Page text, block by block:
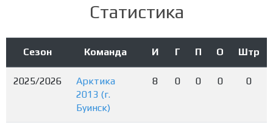
Статистика
Сезон Команда И Г П О Штр
2025/2026
Арктика
2013 (г.
Буинск)
8 0 0 0 0